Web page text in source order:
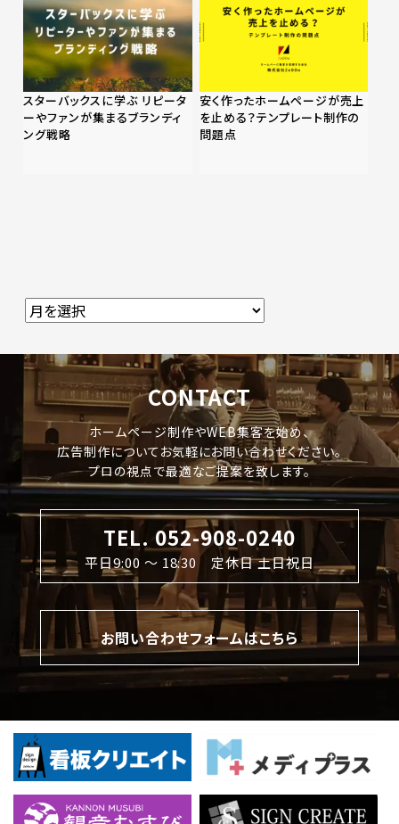
スターバックスに学ぶ リピータ
ーやファンが集まるブランディ
ング戦略
安く作ったホームページが売上
を止める？テンプレート制作の
問題点
CONTACT
ホームページ制作やWEB集客を始め、
広告制作についてお気軽にお問い合わせください。
プロの視点で最適なご提案を致します。
TEL. 052-908-0240
平日9:00 〜 18:30 定休日 土日祝日
お問い合わせフォームはこちら